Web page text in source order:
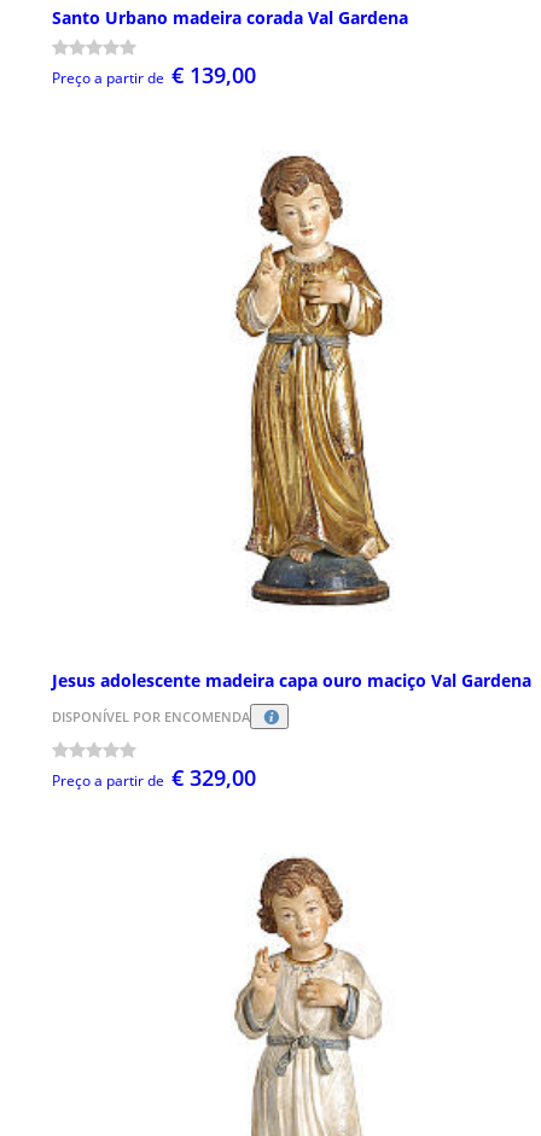
Santo Urbano madeira corada Val Gardena
Preço a partir de € 139,00
Jesus adolescente madeira capa ouro maciço Val Gardena
DISPONÍVEL POR ENCOMENDA
Preço a partir de € 329,00